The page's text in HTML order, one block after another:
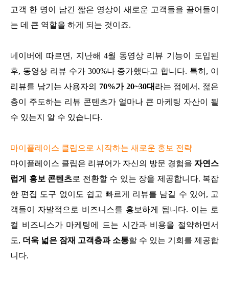
고객 한 명이 남긴 짧은 영상이 새로운 고객들을 끌어들이
는 데 큰 역할을 하게 되는 것이죠.
네이버에 따르면, 지난해 4월 동영상 리뷰 기능이 도입된
후, 동영상 리뷰 수가 300%나 증가했다고 합니다. 특히, 이
리뷰를 남기는 사용자의 70%가 20~30대 라는 점에서, 젊은
층이 주도하는 리뷰 콘텐츠가 얼마나 큰 마케팅 자산이 될
수 있는지 알 수 있습니다.
마이플레이스 클립으로 시작하는 새로운 홍보 전략
마이플레이스 클립은 리뷰어가 자신의 방문 경험을 자연스
럽게 홍보 콘텐츠로 전환할 수 있는 장을 제공합니다. 복잡
한 편집 도구 없이도 쉽고 빠르게 리뷰를 남길 수 있어, 고
객들이 자발적으로 비즈니스를 홍보하게 됩니다. 이는 로
컬 비즈니스가 마케팅에 드는 시간과 비용을 절약하면서
도, 더욱 넓은 잠재 고객층과 소통할 수 있는 기회를 제공합
니다.